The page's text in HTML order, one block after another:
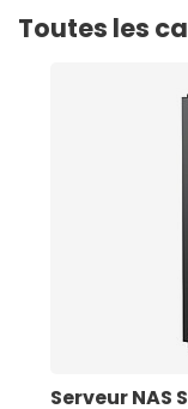
Toutes les
Serveur NAS